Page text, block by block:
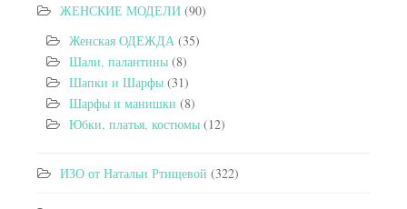
ЖЕНСКИЕ МОДЕЛИ (90)
Женская ОДЕЖДА (35)
Шали, палантины (8)
Шапки и Шарфы (31)
Шарфы и манишки (8)
Юбки, платья, костюмы (12)
ИЗО от Натальи Ртищевой (322)